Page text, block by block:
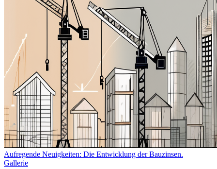
Aufregende Neuigkeiten: Die Entwicklung der Bauzinsen.
Gallerie